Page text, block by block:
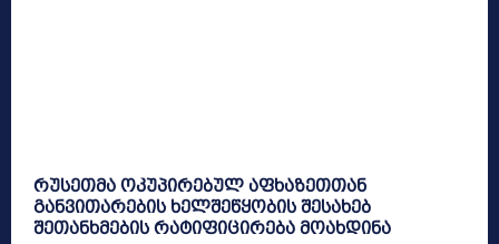
რუსეთმა ოკუპირებულ აფხაზეთთან
განვითარების ხელშეწყობის შესახებ
შეთანხმების რატიფიცირება მოახდინა